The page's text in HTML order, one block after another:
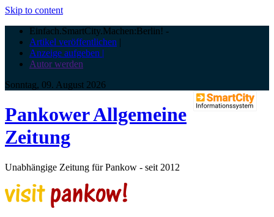
Skip to content
Einfach.SmartCity.Machen:Berlin! -
Artikel veröffentlichen |
Anzeige aufgeben |
Autor werden
Sonntag, 09. August 2026
Pankower Allgemeine
Zeitung
Unabhängige Zeitung für Pankow - seit 2012